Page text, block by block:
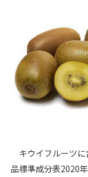
キウイフルーツに
品標準成分表2020